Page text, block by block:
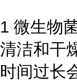
1 微生物
清洁和干
时间过长